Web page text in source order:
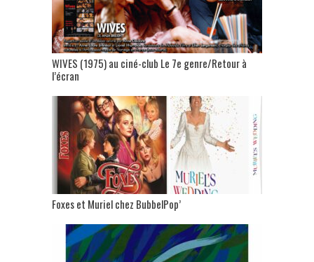
WIVES (1975) au ciné-club Le 7e genre/Retour à
l’écran
Foxes et Muriel chez BubbelPop’